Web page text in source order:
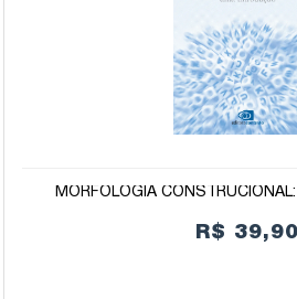
MORFOLOGIA
R$ 39,90